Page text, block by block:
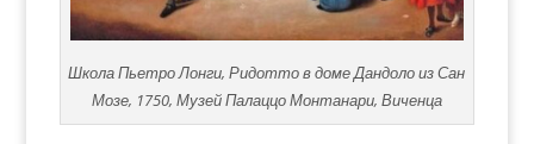
Школа Пьетро Лонги, Ридотто в доме Дандоло из Сан
Мозе, 1750, Музей Палаццо Монтанари, Виченца